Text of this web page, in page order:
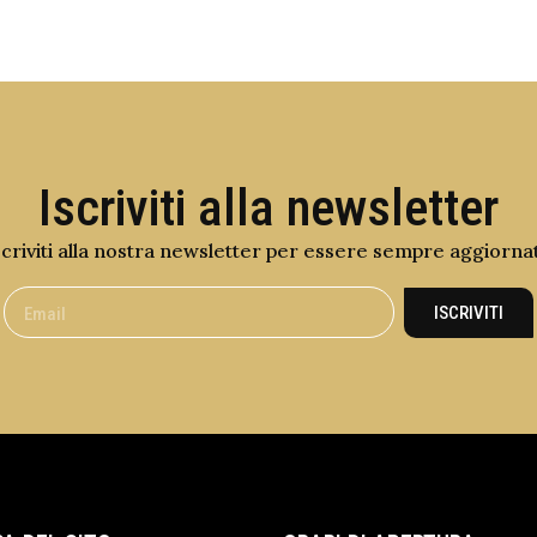
Iscriviti alla newsletter
alla nostra newsletter per essere sempre
ISCRIVITI